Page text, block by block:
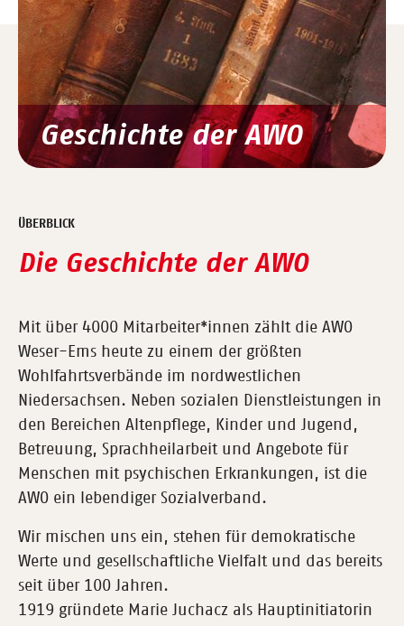
Geschichte der AWO
ÜBERBLICK
Die Geschichte der AWO
Mit über 4000 Mitarbeiter*innen zählt die AWO
Weser-Ems heute zu einem der größten
Wohlfahrtsverbände im nordwestlichen
Niedersachsen. Neben sozialen Dienstleistungen in
den Bereichen Altenpflege, Kinder und Jugend,
Betreuung, Sprachheilarbeit und Angebote für
Menschen mit psychischen Erkrankungen, ist die
AWO ein lebendiger Sozialverband.
Wir mischen uns ein, stehen für demokratische
Werte und gesellschaftliche Vielfalt und das bereits
seit über 100 Jahren.
1919 gründete Marie Juchacz als Hauptinitiatorin